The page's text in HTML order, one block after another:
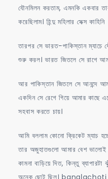
যৌনমিলন করতাম, এমনকি একবার
করেছিলাম। হিন্দু মহিলার সেক্স কাহিনি
তারপর সে ভারত-পাকিস্তান
শুরু করল। ভারত জিতলে সে রাগে
আর পাকিস্তান জিতলে সে আনন্দে
একদিন সে রেগে গিয়ে আমার কাছে
সহবাস করতে চায়।
আমি বললাম কোনো ক্রিকেট ম্যাচ
তার অজুহাতগুলো আমার বেশ ভালোই
কামনা বাড়িয়ে দিত, কিন্তু